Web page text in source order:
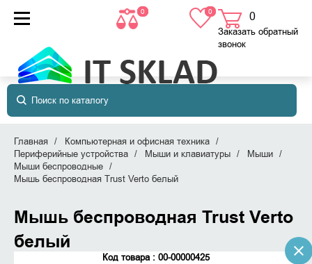
0 0 0
в корзине
Заказать обратный
звонок
Главная
Компьютерная и офисная техника
Периферийные устройства
Мыши и клавиатуры
Мыши
Мыши беспроводные
Мышь беспроводная Trust Verto белый
Мышь беспроводная Trust Verto
белый
Код товара : 00-00000425